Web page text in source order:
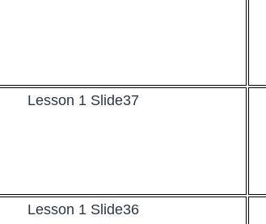
Lesson 1 Slide37
Lesson 1 Slide36